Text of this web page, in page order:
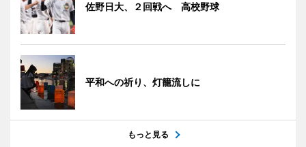
佐野日大、２回戦へ 高校野球
平和への祈り、灯籠流しに
もっと見る